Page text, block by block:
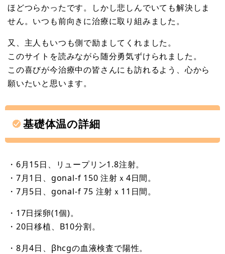
ほどつらかったです。しかし悲しんでいても解決しま
せん。いつも前向きに治療に取り組みました。
又、主人もいつも側で励ましてくれました。
このサイトを読みながら随分勇気ずけられました。
この喜びが今治療中の皆さんにも訪れるよう、心から
願いたいと思います。
基礎体温の詳細
・6月15日、リュープリン1.8注射。
・7月1日、gonal-f 150 注射ｘ4日間。
・7月5日、gonal-f 75 注射ｘ11日間。
・17日採卵(1個)。
・20日移植、B10分割。
・8月4日、βhcgの血液検査で陽性。